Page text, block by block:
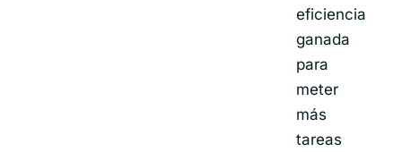
eficiencia
ganada
para
meter
más
tareas